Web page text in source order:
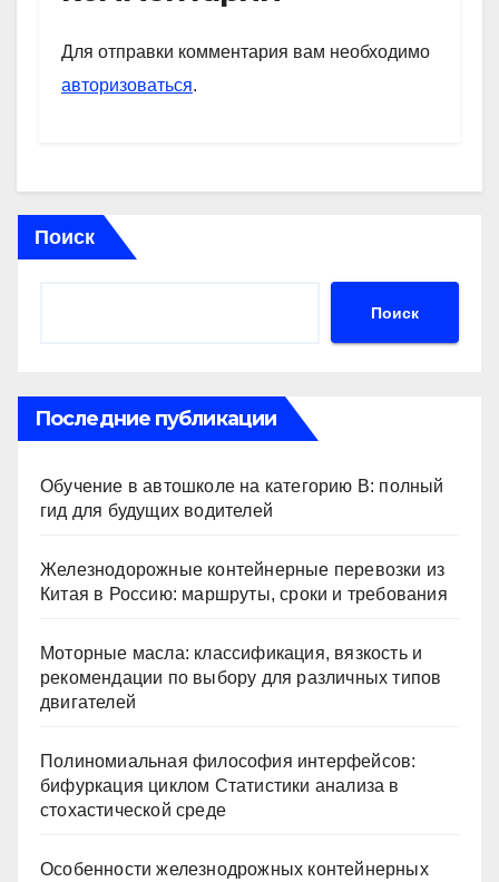
A
p
p
a
m
kl
a
и
Для отправки комментария вам необходимо
авторизоваться.
Поиск
Поиск
Последние публикации
Обучение в автошколе на категорию В: полный
гид для будущих водителей
Железнодорожные контейнерные перевозки из
Китая в Россию: маршруты, сроки и требования
Моторные масла: классификация, вязкость и
рекомендации по выбору для различных типов
двигателей
Полиномиальная философия интерфейсов:
бифуркация циклом Статистики анализа в
стохастической среде
Особенности железнодрожных контейнерных